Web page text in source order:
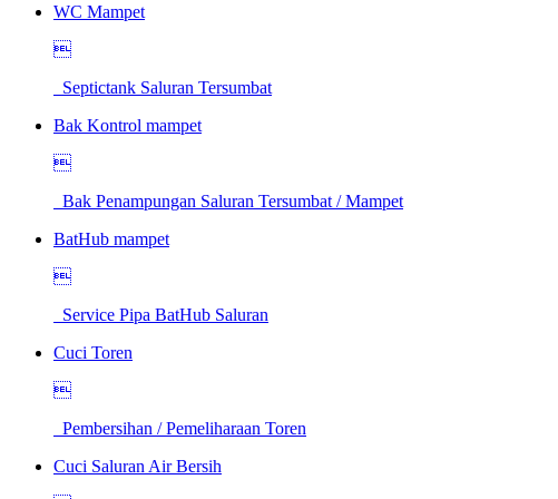
WC Mampet

Septictank Saluran Tersumbat
Bak Kontrol mampet

Bak Penampungan Saluran Tersumbat / Mampet
BatHub mampet

Service Pipa BatHub Saluran
Cuci Toren

Pembersihan / Pemeliharaan Toren
Cuci Saluran Air Bersih